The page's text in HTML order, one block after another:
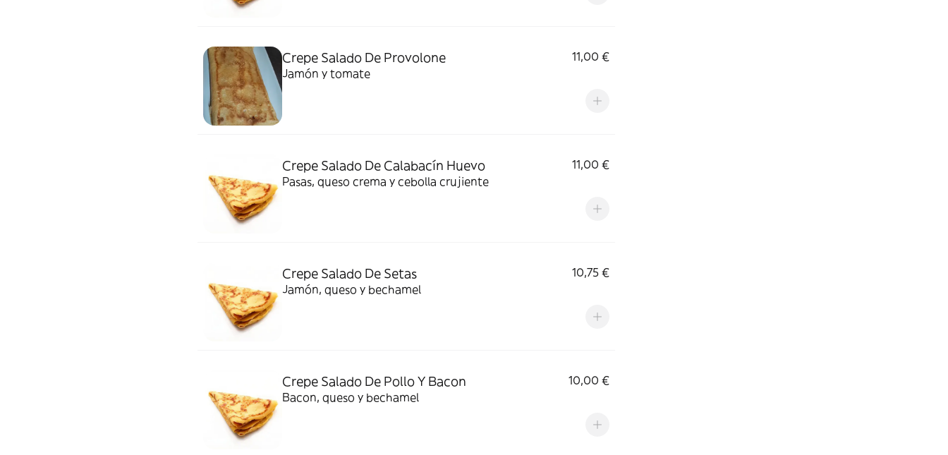
Crepe Salado De Provolone
11,00 €
Jamón y tomate
Crepe Salado De Calabacín Huevo
11,00 €
Pasas, queso crema y cebolla crujiente
Crepe Salado De Setas
10,75 €
Jamón, queso y bechamel
Crepe Salado De Pollo Y Bacon
10,00 €
Bacon, queso y bechamel